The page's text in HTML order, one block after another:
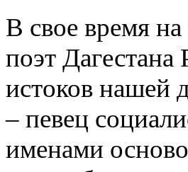
В свое время
поэт
истоков нашей
– певец
именами